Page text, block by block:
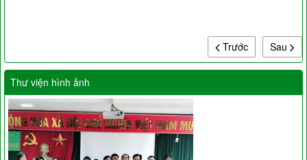
Sau
Trước
Thư viện hình ảnh